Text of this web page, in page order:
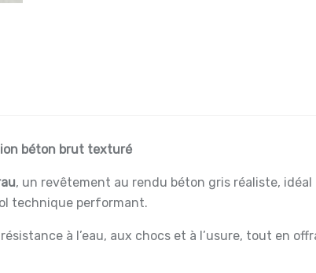
béton brut texturé
, un revêtement au rendu béton gris réaliste,
technique performant.
à l’eau, aux chocs et à l’usure, tout en